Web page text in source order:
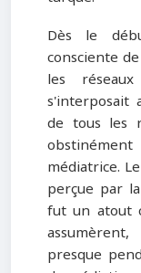
Dès le
consciente
les
s'interposait
de tous les
médiatrice.
perçue par
fut un atout
presque